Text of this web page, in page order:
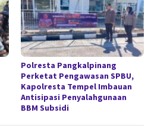
Polresta Pangkalpinang
Perketat Pengawasan SPBU,
Kapolresta Tempel Imbauan
Antisipasi Penyalahgunaan
BBM Subsidi